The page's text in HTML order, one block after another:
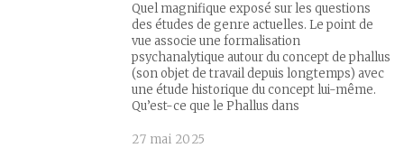
Quel magnifique exposé sur les questions
des études de genre actuelles. Le point de
vue associe une formalisation
psychanalytique autour du concept de phallus
(son objet de travail depuis longtemps) avec
une étude historique du concept lui-même.
Qu’est-ce que le Phallus dans
27 mai 2025